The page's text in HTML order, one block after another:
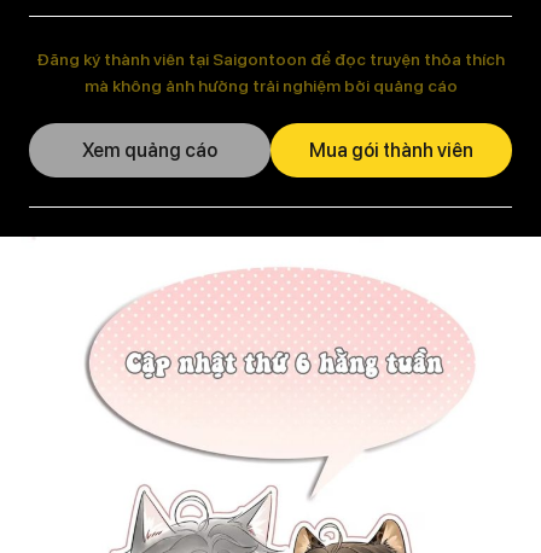
Đăng ký thành viên tại Saigontoon để đọc truyện thỏa thích
mà không ảnh hưởng trải nghiệm bởi quảng cáo
Xem quảng cáo Mua gói thành viên